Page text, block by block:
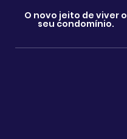
O novo jeito de viver o
seu condomínio.